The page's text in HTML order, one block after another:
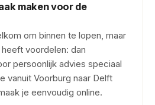
maken voor de
om binnen te lopen, maar
voordelen: dan
persoonlijk advies speciaal
vanuit Voorburg naar Delft
je eenvoudig online.